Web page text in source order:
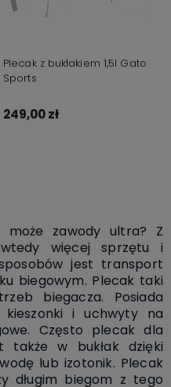
Plecak z bukłakiem 1,5l Gato
Sports
249,00 zł
może zawody ultra? Z
więcej sprzętu i
jest transport
biegowym. Plecak taki
biegacza. Posiada
kieszonki i uchwyty na
Często plecak dla
także w bukłak dzięki
lub izotonik. Plecak
długim biegom z tego